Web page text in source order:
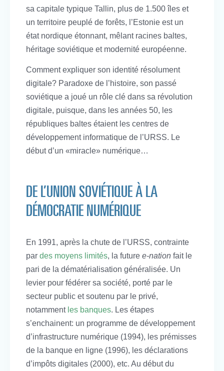
sa capitale typique Tallin, plus de 1.500 îles et
un territoire peuplé de forêts, l’Estonie est un
état nordique étonnant, mêlant racines baltes,
héritage soviétique et modernité européenne.
Comment expliquer son identité résolument
digitale? Paradoxe de l’histoire, son passé
soviétique a joué un rôle clé dans sa révolution
digitale, puisque, dans les années 50, les
républiques baltes étaient les centres de
développement informatique de l’URSS. Le
début d’un «miracle» numérique…
DE L’UNION SOVIÉTIQUE À LA
DÉMOCRATIE NUMÉRIQUE
En 1991, après la chute de l’URSS, contrainte
par des moyens limités, la future e-nation fait le
pari de la dématérialisation généralisée. Un
levier pour fédérer sa société, porté par le
secteur public et soutenu par le privé,
notamment les banques. Les étapes
s’enchainent: un programme de développement
d’infrastructure numérique (1994), les prémisses
de la banque en ligne (1996), les déclarations
d’impôts digitales (2000), etc. Au début du